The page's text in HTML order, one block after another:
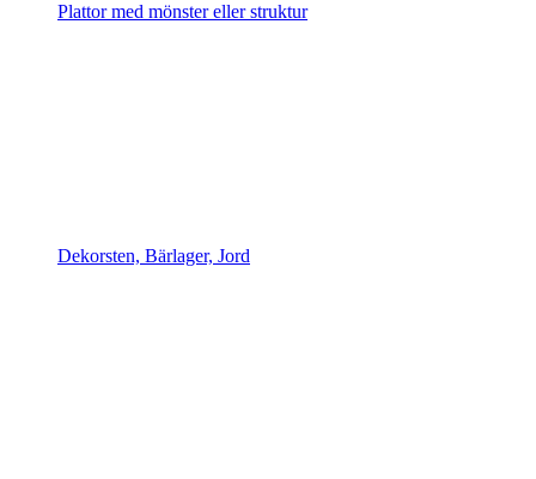
Plattor med mönster eller struktur
Dekorsten, Bärlager, Jord